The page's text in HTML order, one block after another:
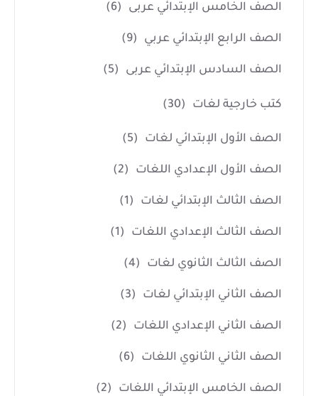
الصف الخامس الإبتدائي عربى (6)
الصف الرابع الإبتدائي عربي (9)
الصف السادس الإبتدائي عربى (5)
كتب خارجية لغات (30)
الصف الأول الإبتدائي لغات (5)
الصف الأول الإعدادي اللغات (2)
الصف الثالث الإبتدائي لغات (1)
الصف الثالث الإعدادي اللغات (1)
الصف الثالث الثانوي لغات (4)
الصف الثاني الإبتدائي لغات (3)
الصف الثاني الإعدادي اللغات (2)
الصف الثاني الثانوي اللغات (6)
الصف الخامس الإبتدائي اللغات (2)